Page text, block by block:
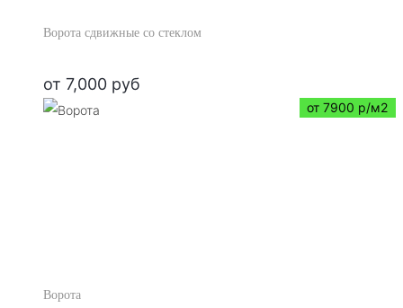
Ворота сдвижные со стеклом
от 7,000 руб
от 7900 р/м2
Ворота